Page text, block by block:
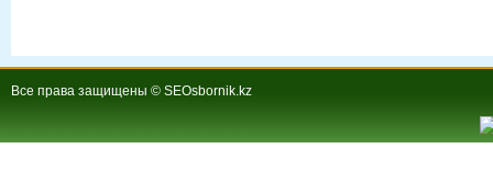
Все права защищены © SEOsbornik.kz